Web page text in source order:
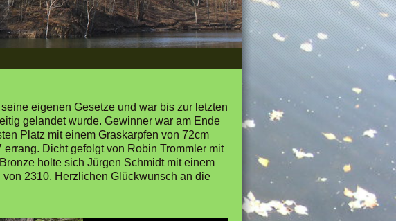
eigenen Gesetze und war bis zur letzten
gelandet wurde. Gewinner war am Ende
Platz mit einem Graskarpfen von 72cm
Dicht gefolgt von Robin Trommler mit
holte sich Jürgen Schmidt mit einem
2310. Herzlichen Glückwunsch an die